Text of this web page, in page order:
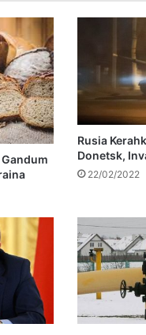
Rusia
Donetsk,
22/02/2022